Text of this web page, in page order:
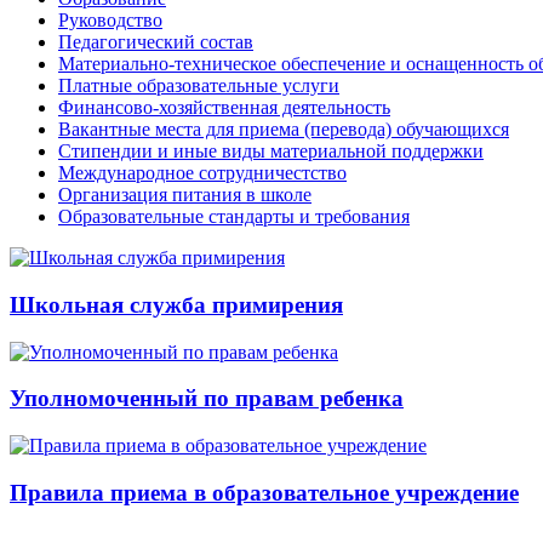
Руководство
Педагогический состав
Материально-техническое обеспечение и оснащенность
Платные образовательные услуги
Финансово-хозяйственная деятельность
Вакантные места для приема (перевода) обучающихся
Стипендии и иные виды материальной поддержки
Международное сотрудничестство
Организация питания в школе
Образовательные стандарты и требования
Школьная служба примирения
Уполномоченный по правам ребенка
Правила приема в образовательное учреждение